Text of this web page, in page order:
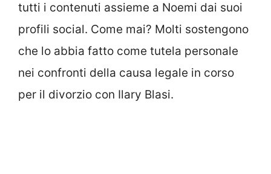
tutti i contenuti assieme a Noemi dai suoi
profili social. Come mai? Molti sostengono
che lo abbia fatto come tutela personale
nei confronti della causa legale in corso
per il divorzio con Ilary Blasi.